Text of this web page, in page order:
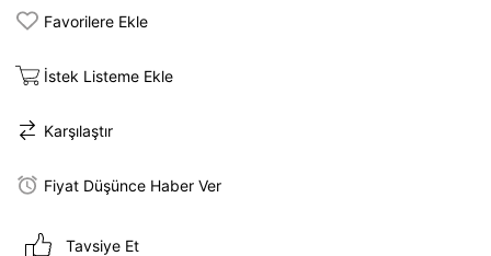
Favorilere Ekle
İstek Listeme Ekle
Karşılaştır
Fiyat Düşünce Haber Ver
Tavsiye Et